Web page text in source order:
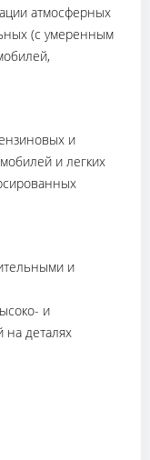
атмосферных
(с умеренным
и
и легких
и
и
на деталях